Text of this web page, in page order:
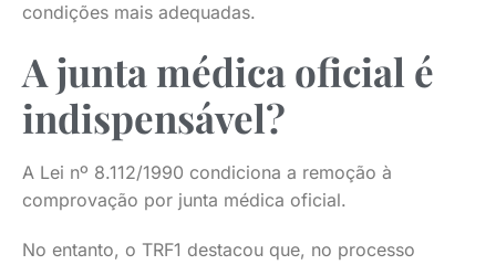
condições mais adequadas.
A junta médica oficial é
indispensável?
A Lei nº 8.112/1990 condiciona a remoção à
comprovação por junta médica oficial.
No entanto, o TRF1 destacou que, no processo